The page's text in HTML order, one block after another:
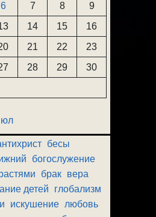
6 7 8
9
14 15
16
21 22
23
28 29
30
бесы
богослужение
брак вера
детей
глобализм
искушение любовь